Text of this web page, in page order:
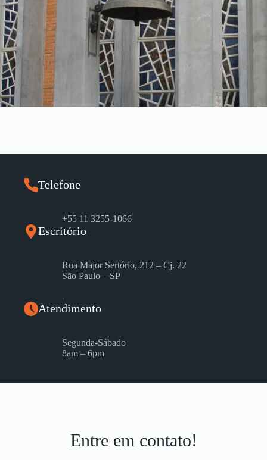
Telefone
+55 11 3255-1066
Escritório
Rua Major Sertório, 212 – Cj. 22
São Paulo – SP
.
Atendimento
Segunda-Sábado
8am – 6pm
Entre em contato!